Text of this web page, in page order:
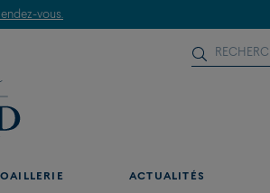
vous.
ACTUALITÉS